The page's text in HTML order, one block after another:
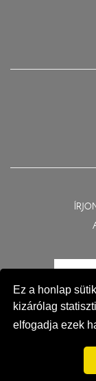
Ez a honlap
kizárólag
elfogadja ezek